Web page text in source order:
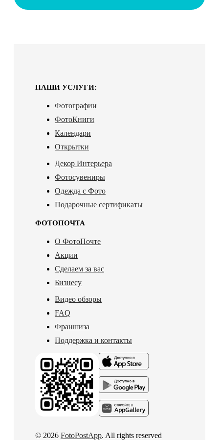
НАШИ УСЛУГИ:
Фотографии
ФотоКниги
Календари
Открытки
Декор Интерьера
Фотосувениры
Одежда с Фото
Подарочные сертификаты
ФОТОПОЧТА
О ФотоПочте
Акции
Сделаем за вас
Бизнесу
Видео обзоры
FAQ
Франшиза
Поддержка и контакты
© 2026 FotoPostApp. All rights reserved